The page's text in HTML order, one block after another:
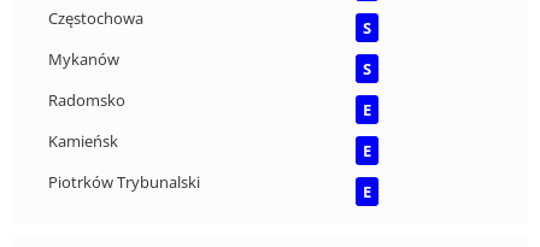
Częstochowa
S
Mykanów
S
Radomsko
E
Kamieńsk
E
Piotrków Trybunalski
E